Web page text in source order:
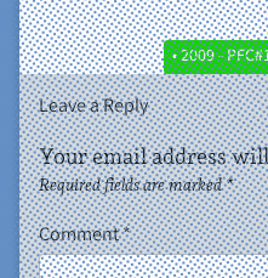
• 2009 -
Leave a Reply
Your email address
Required fields are marked*
Comment*